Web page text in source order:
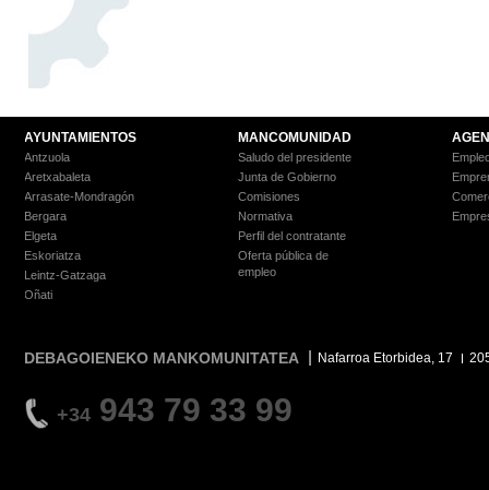
AYUNTAMIENTOS
Antzuola
Aretxabaleta
Arrasate-Mondragón
Bergara
Elgeta
Eskoriatza
Leintz-Gatzaga
Oñati
MANCOMUNIDAD
Saludo del presidente
Junta de Gobierno
Comisiones
Normativa
Perfil del contratante
Oferta pública de
empleo
DEBAGOIENEKO MANKOMUNITATEA Nafarroa Etorbidea, 17
+34 943 79 33 99